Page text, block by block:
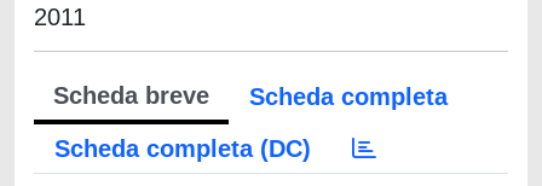
2011
Scheda breve
Scheda completa
Scheda completa (DC)